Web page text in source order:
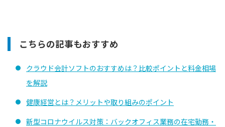
こちらの記事もおすすめ
クラウド会計ソフトのおすすめは？比較ポイントと料金相場
を解説
健康経営とは？メリットや取り組みのポイント
新型コロナウイルス対策：バックオフィス業務の在宅勤務・